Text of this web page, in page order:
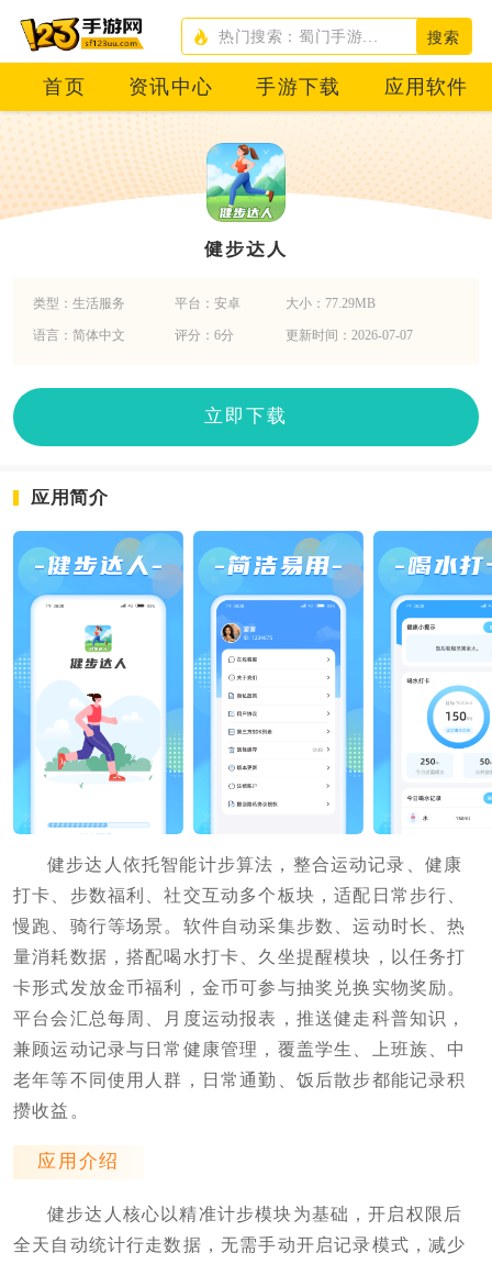
搜索
首页 资讯中心 手游下载 应用软件
健步达人
类型：生活服务 平台：安卓 大小：77.29MB
语言：简体中文 评分：6分 更新时间：2026-07-07
立即下载
应用简介
健步达人依托智能计步算法，整合运动记录、健康
打卡、步数福利、社交互动多个板块，适配日常步行、
慢跑、骑行等场景。软件自动采集步数、运动时长、热
量消耗数据，搭配喝水打卡、久坐提醒模块，以任务打
卡形式发放金币福利，金币可参与抽奖兑换实物奖励。
平台会汇总每周、月度运动报表，推送健走科普知识，
兼顾运动记录与日常健康管理，覆盖学生、上班族、中
老年等不同使用人群，日常通勤、饭后散步都能记录积
攒收益。
应用介绍
健步达人核心以精准计步模块为基础，开启权限后
全天自动统计行走数据，无需手动开启记录模式，减少